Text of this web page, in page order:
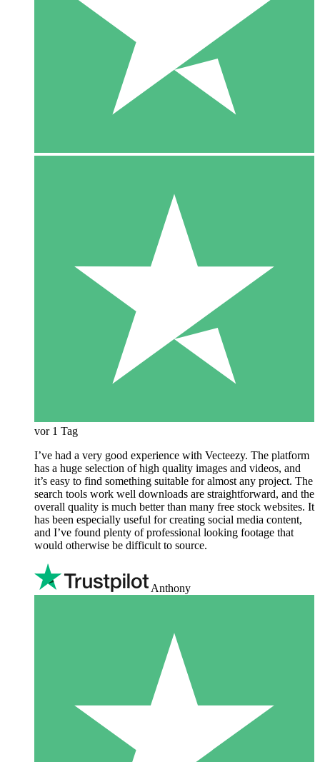
vor 1 Tag
I’ve had a very good experience with Vecteezy. The platform
has a huge selection of high quality images and videos, and
it’s easy to find something suitable for almost any project. The
search tools work well downloads are straightforward, and the
overall quality is much better than many free stock websites. It
has been especially useful for creating social media content,
and I’ve found plenty of professional looking footage that
would otherwise be difficult to source.
Anthony